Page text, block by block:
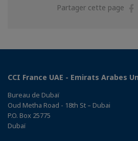
Partager cette page
CCI France UAE - Emirats Arabes
Bureau de Dubaï
Oud Metha Road - 18th St – Dubai
P.O. Box 25775
Dubaï